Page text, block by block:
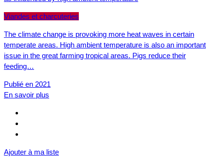
Viandes et charcuteries
The climate change is provoking more heat waves in certain
temperate areas. High ambient temperature is also an important
issue in the great farming tropical areas. Pigs reduce their
feeding…
Publié en 2021
En savoir plus
Ajouter à ma liste